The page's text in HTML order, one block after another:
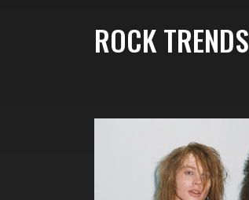
ROCK TRENDS